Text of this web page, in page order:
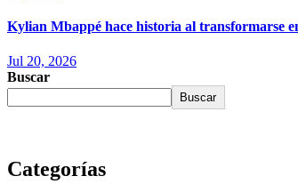
Kylian Mbappé hace historia al transformarse
Jul 20, 2026
Buscar
Buscar
Categorías